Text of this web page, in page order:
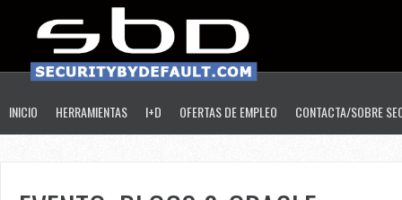
INICIO HERRAMIENTAS I+D OFERTAS DE EMPLEO CONTACTA/SOBRE